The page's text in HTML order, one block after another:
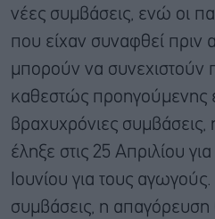
νέες συμβάσεις, ενώ οι
που είχαν συναφθεί πριν
μπορούν να συνεχιστούν
καθεστώς προηγούμενης
βραχυχρόνιες συμβάσεις,
έληξε στις 25 Απριλίου
Ιουνίου για τους
συμβάσεις, η απαγόρευση